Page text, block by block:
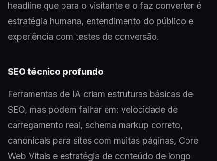
headline que para o visitante e o faz converter é
estratégia humana, entendimento do público e
experiência com testes de conversão.
SEO técnico profundo
Ferramentas de IA criam estruturas básicas de
SEO, mas podem falhar em: velocidade de
carregamento real, schema markup correto,
canonicals para sites com muitas páginas, Core
Web Vitals e estratégia de conteúdo de longo